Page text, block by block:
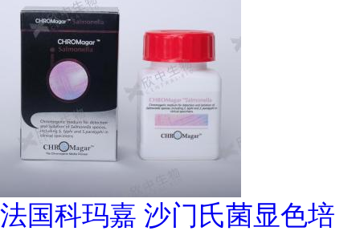
法国科玛嘉 沙门氏菌显色培